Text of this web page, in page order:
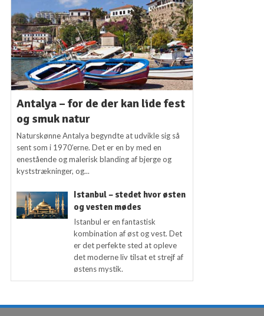
Antalya – for de der kan lide fest
og smuk natur
Naturskønne Antalya begyndte at udvikle sig så
sent som i 1970’erne. Det er en by med en
enestående og malerisk blanding af bjerge og
kyststrækninger, og...
Istanbul – stedet hvor østen
og vesten mødes
Istanbul er en fantastisk
kombination af øst og vest. Det
er det perfekte sted at opleve
det moderne liv tilsat et strejf af
østens mystik.